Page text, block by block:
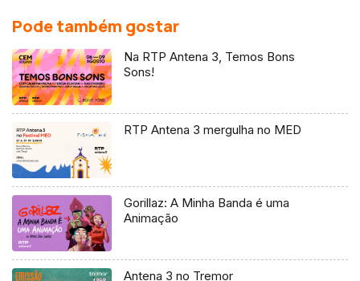
Pode também gostar
Na RTP Antena 3, Temos Bons
Sons!
RTP Antena 3 mergulha no MED
Gorillaz: A Minha Banda é uma
Animação
Antena 3 no Tremor